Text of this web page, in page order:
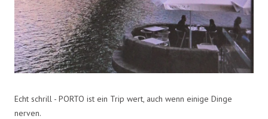
Echt schrill - PORTO ist ein Trip wert, auch wenn einige Dinge
nerven.